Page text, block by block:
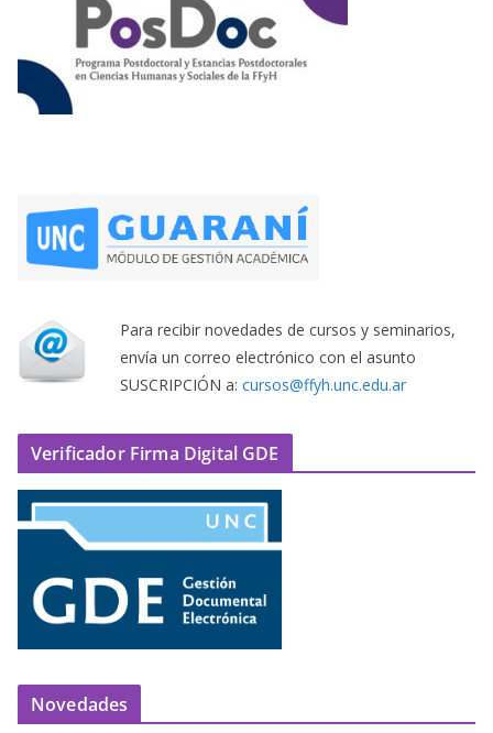
Para recibir novedades de cursos y seminarios,
envía un correo electrónico con el asunto
SUSCRIPCIÓN a: cursos@ffyh.unc.edu.ar
Verificador Firma Digital GDE
Novedades